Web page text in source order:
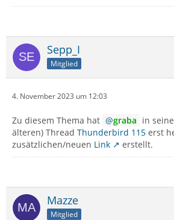
Sepp_I
Mitglied
4. November 2023 um 12:03
Zu diesem Thema hat graba in
älteren) Thread Thunderbird 115 erst
zusätzlichen/neuen Link erstellt.
Mazze
Mitglied